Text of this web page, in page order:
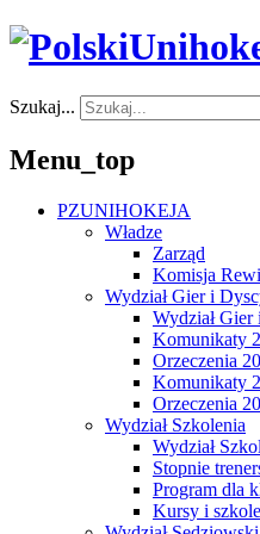
Szukaj...
Menu_top
PZUNIHOKEJA
Władze
Zarząd
Komisja
Wydział Gier i
Wydział
Komunikaty
Orzeczenia
Komunikaty
Orzeczenia
Wydział Szkolenia
Wydział
Stopnie
Program dla
Kursy i